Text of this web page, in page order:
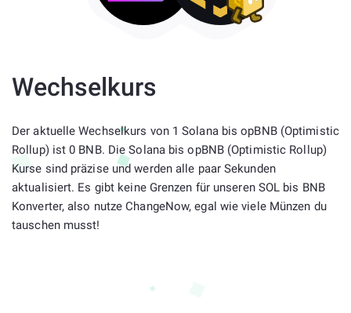
Wechselkurs
Der aktuelle Wechselkurs von 1 Solana bis opBNB (Optimistic
Rollup) ist 0 BNB. Die Solana bis opBNB (Optimistic Rollup)
Kurse sind präzise und werden alle paar Sekunden
aktualisiert. Es gibt keine Grenzen für unseren SOL bis BNB
Konverter, also nutze ChangeNow, egal wie viele Münzen du
tauschen musst!